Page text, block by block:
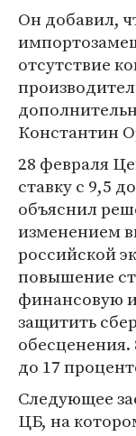
Он добавил,
отсутствие
Константин
28 февраля
ставку с 9,5
объяснил
изменением
российской
повышение
финансовую
защитить
обесценения.
до 17
Следующее
ЦБ, на